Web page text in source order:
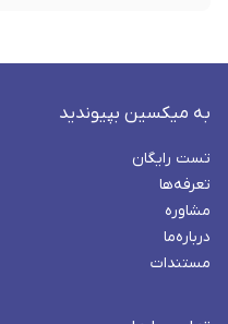
به میکسین بپیوندید
تست رایگان
تعرفه‌ها
مشاوره
درباره‌ما
مستندات